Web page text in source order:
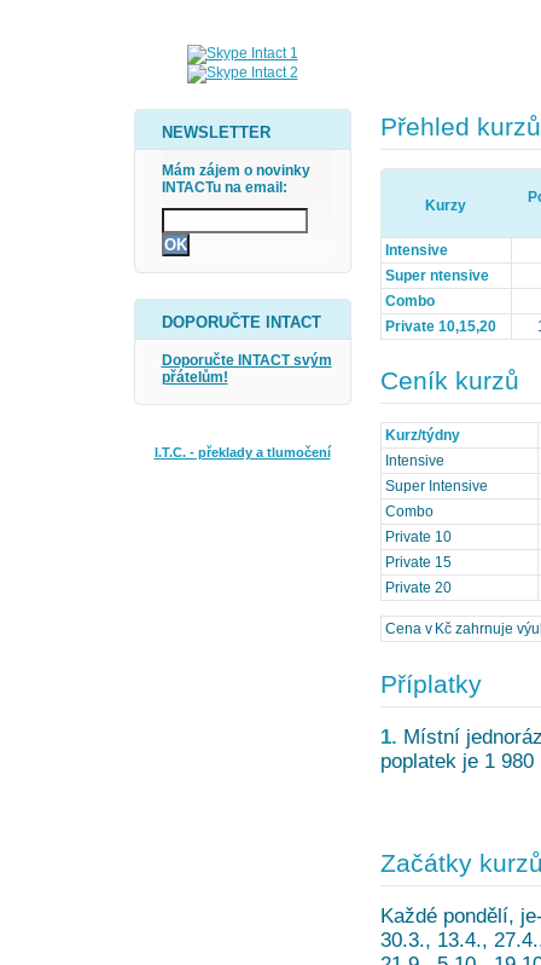
NEWSLETTER
Mám zájem o novinky
INTACTu na email:
DOPORUČTE INTACT
Doporučte INTACT svým
přátelům!
I.T.C. - překlady a tlumočení
Přehled kurzů
Kurzy
Intensive
Super ntensive
Combo
Private 10,15,20
Ceník kurzů
Kurz/týdny
Intensive
Super Intensive
Combo
Private 10
Private 15
Private 20
Cena v Kč zahrnuje
Příplatky
1. Místní
poplatek je 1 980
Začátky
Každé pondělí,
30.3., 13.4.,